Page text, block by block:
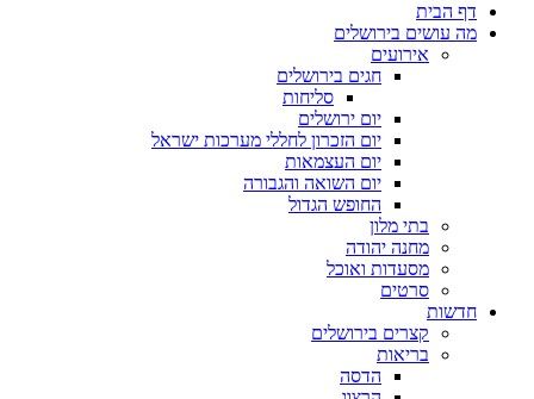
דף הבית
מה עושים בירושלים
אירועים
חגים בירושלים
סליחות
יום ירושלים
יום הזכרון לחללי מערכות ישראל
יום העצמאות
יום השואה והגבורה
החופש הגדול
בתי מלון
מחנה יהודה
מסעדות ואוכל
סרטים
חדשות
קצרים בירושלים
בריאות
הדסה